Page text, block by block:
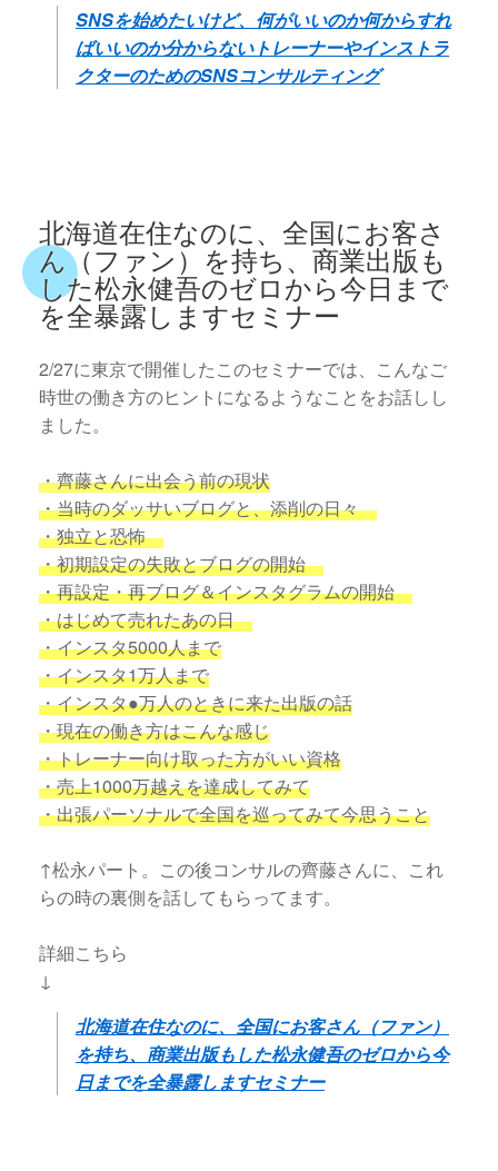
SNSを始めたいけど、何がいいのか何からすれ
ばいいのか分からないトレーナーやインストラ
クターのためのSNSコンサルティング
北海道在住なのに、全国にお客さ
ん（ファン）を持ち、商業出版も
した松永健吾のゼロから今日まで
を全暴露しますセミナー
2/27に東京で開催したこのセミナーでは、こんなご
時世の働き方のヒントになるようなことをお話しし
ました。
・齊藤さんに出会う前の現状
・当時のダッサいブログと、添削の日々
・独立と恐怖
・初期設定の失敗とブログの開始
・再設定・再ブログ＆インスタグラムの開始
・はじめて売れたあの日
・インスタ5000人まで
・インスタ1万人まで
・インスタ●万人のときに来た出版の話
・現在の働き方はこんな感じ
・トレーナー向け取った方がいい資格
・売上1000万越えを達成してみて
・出張パーソナルで全国を巡ってみて今思うこと
↑松永パート。この後コンサルの齊藤さんに、これ
らの時の裏側を話してもらってます。
詳細こちら
↓
北海道在住なのに、全国にお客さん（ファン）
を持ち、商業出版もした松永健吾のゼロから今
日までを全暴露しますセミナー